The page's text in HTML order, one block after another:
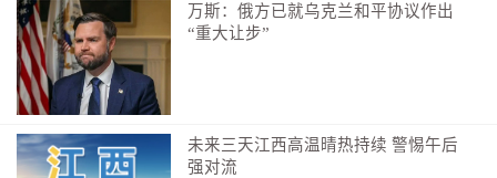
万斯：俄方已就乌克兰和平协议作出
“重大让步”
未来三天江西高温晴热持续 警惕午后
强对流